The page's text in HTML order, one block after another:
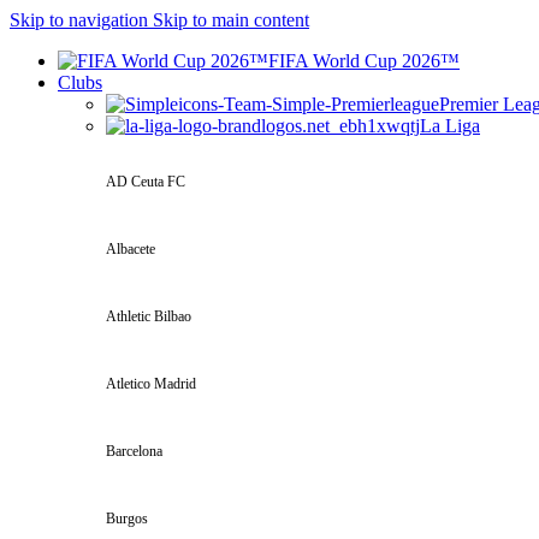
Skip to navigation Skip to main content
FIFA World Cup 2026™
Clubs
Premier
La Liga
AD Ceuta FC
Albacete
Athletic Bilbao
Atletico Madrid
Barcelona
Burgos